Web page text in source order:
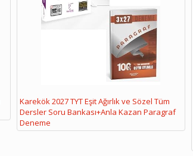
Karekök 2027 TYT Eşit Ağırlık ve Sözel Tüm
Dersler Soru Bankası+Anla Kazan Paragraf
Deneme